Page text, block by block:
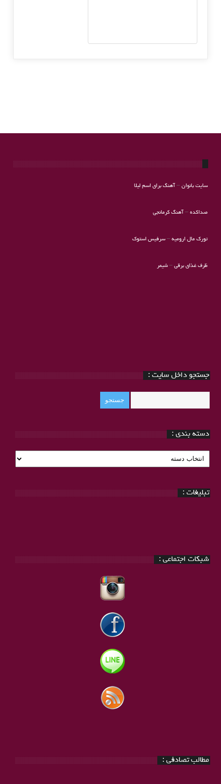
سایت بانوان– آهنگ برای اسم لیلا
صداکده– آهنگ کرمانجی
تورک مال ارومیه–سرفیس استوک
ظرف غذای برقی– شیمر
جستجو داخل سایت :
دسته بندی :
دسته
بندی
تبلیغات :
شبکات اجتماعی :
مطالب تصادفی :